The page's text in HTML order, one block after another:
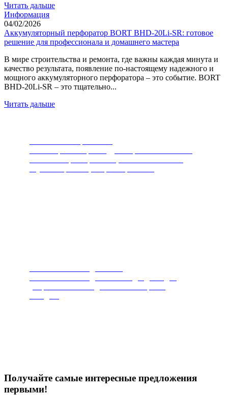
Читать дальше
Информация
04/02/2026
Аккумуляторный перфоратор BORT BHD-20Li-SR: готовое
решение для профессионала и домашнего мастера
В мире строительства и ремонта, где важны каждая минута и
качество результата, появление по-настоящему надежного и
мощного аккумуляторного перфоратора – это событие. BORT
BHD-20Li-SR – это тщательно...
Читать дальше
Получайте самые интересные предложения
первыми!